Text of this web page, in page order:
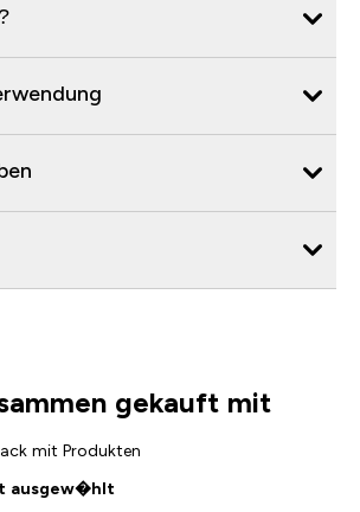
gekauft mit
mit Produkten
ausgew�hlt